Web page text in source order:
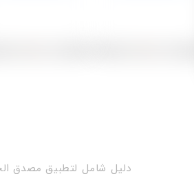
دليل شامل لتطبيق مصدق